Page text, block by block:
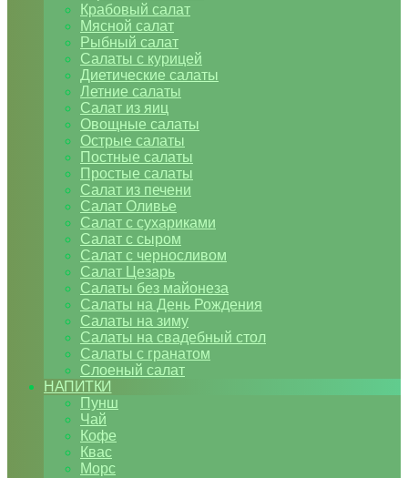
Крабовый салат
Мясной салат
Рыбный салат
Салаты с курицей
Диетические салаты
Летние салаты
Салат из яиц
Овощные салаты
Острые салаты
Постные салаты
Простые салаты
Салат из печени
Салат Оливье
Салат с сухариками
Салат с сыром
Салат с черносливом
Салат Цезарь
Салаты без майонеза
Салаты на День Рождения
Салаты на зиму
Салаты на свадебный стол
Салаты с гранатом
Слоеный салат
НАПИТКИ
Пунш
Чай
Кофе
Квас
Морс